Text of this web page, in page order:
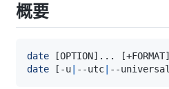
概要
date [OPTION] .. . [+FORMAT]
date
[ -u --utc --universal